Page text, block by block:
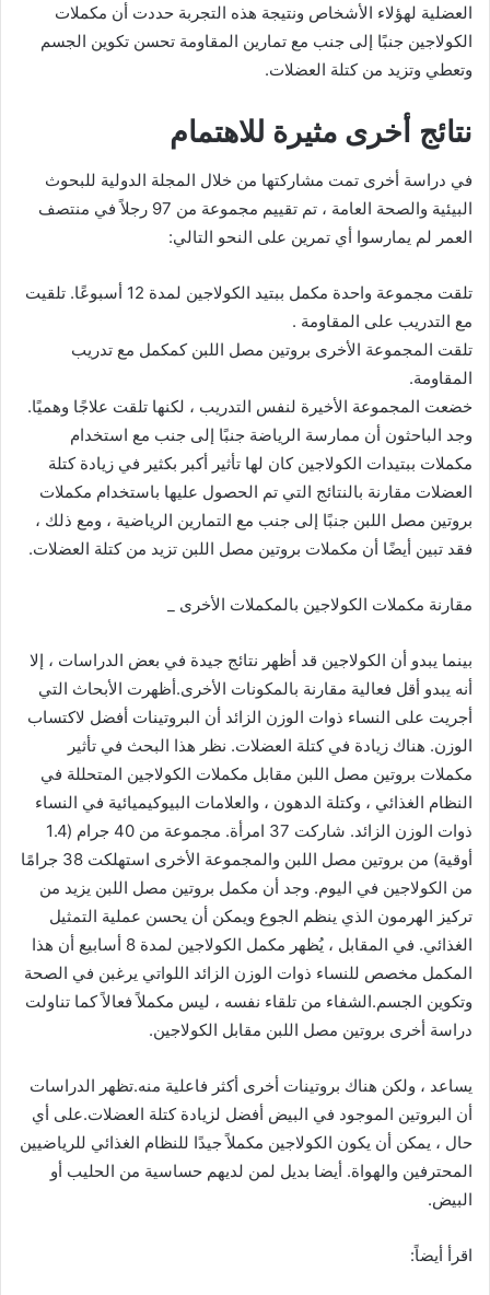
العضلية لهؤلاء الأشخاص ونتيجة هذه التجربة حددت أن مكملات
الكولاجين جنبًا إلى جنب مع تمارين المقاومة تحسن تكوين الجسم
وتعطي وتزيد من كتلة العضلات.
نتائج أخرى مثيرة للاهتمام
في دراسة أخرى تمت مشاركتها من خلال المجلة الدولية للبحوث
البيئية والصحة العامة ، تم تقييم مجموعة من 97 رجلاً في منتصف
العمر لم يمارسوا أي تمرين على النحو التالي:
تلقت مجموعة واحدة مكمل ببتيد الكولاجين لمدة 12 أسبوعًا. تلقيت
مع التدريب على المقاومة .
تلقت المجموعة الأخرى بروتين مصل اللبن كمكمل مع تدريب
المقاومة.
خضعت المجموعة الأخيرة لنفس التدريب ، لكنها تلقت علاجًا وهميًا.
وجد الباحثون أن ممارسة الرياضة جنبًا إلى جنب مع استخدام
مكملات ببتيدات الكولاجين كان لها تأثير أكبر بكثير في زيادة كتلة
العضلات مقارنة بالنتائج التي تم الحصول عليها باستخدام مكملات
بروتين مصل اللبن جنبًا إلى جنب مع التمارين الرياضية ، ومع ذلك ،
فقد تبين أيضًا أن مكملات بروتين مصل اللبن تزيد من كتلة العضلات.
مقارنة مكملات الكولاجين بالمكملات الأخرى _
بينما يبدو أن الكولاجين قد أظهر نتائج جيدة في بعض الدراسات ، إلا
أنه يبدو أقل فعالية مقارنة بالمكونات الأخرى.أظهرت الأبحاث التي
أجريت على النساء ذوات الوزن الزائد أن البروتينات أفضل لاكتساب
الوزن. هناك زيادة في كتلة العضلات. نظر هذا البحث في تأثير
مكملات بروتين مصل اللبن مقابل مكملات الكولاجين المتحللة في
النظام الغذائي ، وكتلة الدهون ، والعلامات البيوكيميائية في النساء
ذوات الوزن الزائد. شاركت 37 امرأة. مجموعة من 40 جرام (1.4
أوقية) من بروتين مصل اللبن والمجموعة الأخرى استهلكت 38 جرامًا
من الكولاجين في اليوم. وجد أن مكمل بروتين مصل اللبن يزيد من
تركيز الهرمون الذي ينظم الجوع ويمكن أن يحسن عملية التمثيل
الغذائي. في المقابل ، يُظهر مكمل الكولاجين لمدة 8 أسابيع أن هذا
المكمل مخصص للنساء ذوات الوزن الزائد اللواتي يرغبن في الصحة
وتكوين الجسم.الشفاء من تلقاء نفسه ، ليس مكملاً فعالاً كما تناولت
دراسة أخرى بروتين مصل اللبن مقابل الكولاجين.
يساعد ، ولكن هناك بروتينات أخرى أكثر فاعلية منه.تظهر الدراسات
أن البروتين الموجود في البيض أفضل لزيادة كتلة العضلات.على أي
حال ، يمكن أن يكون الكولاجين مكملاً جيدًا للنظام الغذائي للرياضيين
المحترفين والهواة. أيضا بديل لمن لديهم حساسية من الحليب أو
البيض.
اقرأ أيضاً: